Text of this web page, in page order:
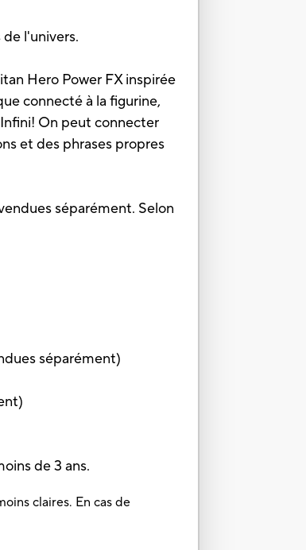
l'univers.
Hero Power FX inspirée
connecté à la figurine,
On peut connecter
et des phrases propres
séparément. Selon
séparément)
de 3 ans.
claires. En cas de